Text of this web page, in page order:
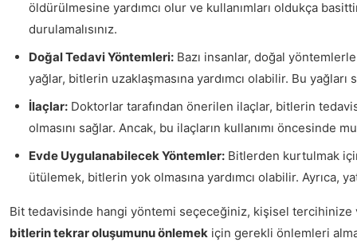
öldürülmesine yardımcı olur ve kullanımları oldukça
durulamalısınız.
Doğal Tedavi Yöntemleri: Bazı insanlar, doğal
yağlar, bitlerin uzaklaşmasına yardımcı olabilir. Bu
İlaçlar: Doktorlar tarafından önerilen ilaçlar, bitlerin
olmasını sağlar. Ancak, bu ilaçların kullanımı öncesinde
Evde Uygulanabilecek Yöntemler: Bitlerden kurtulmak
ütülemek, bitlerin yok olmasına yardımcı olabilir.
Bit tedavisinde hangi yöntemi seçeceğiniz, kişisel tercihinize
bitlerin tekrar oluşumunu önlemek için gerekli önlemleri